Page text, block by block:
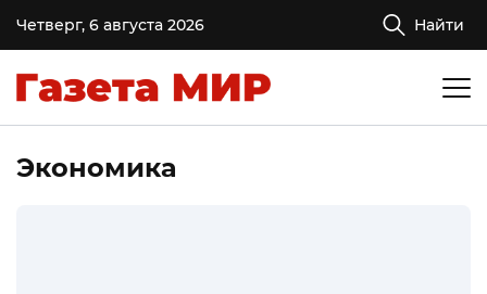
Четверг, 6 августа 2026 Найти
Экономика